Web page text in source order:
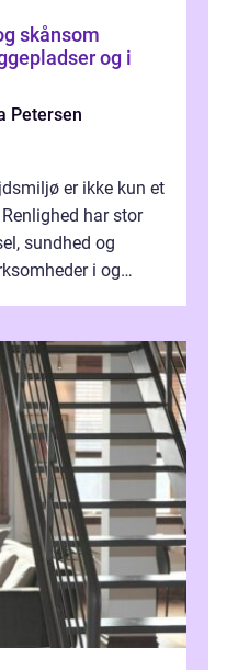
og i
Petersen
er ikke kun et
har stor
sundhed og
i og